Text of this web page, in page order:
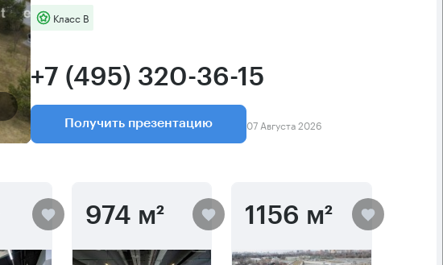
Класс B
+7 (495) 320-36-15
Получить презентацию 07 Августа 2026
974 м² 1156 м²